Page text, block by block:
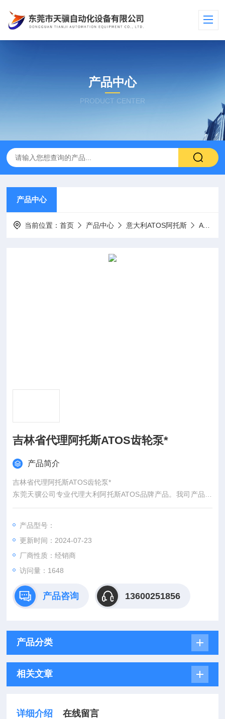
产品中心
PRODUCT CENTER
产品中心
当前位置：首页 产品中心 意大利ATOS阿托斯 ATOS齿轮泵
吉林省代理阿托斯ATOS齿轮泵*
产品简介
吉林省代理阿托斯ATOS齿轮泵*
东莞天骥公司专业代理大利阿托斯ATOS品牌产品。我司产品优
势：
货商沟通，为您提供快捷及时的报价。
2.价格优: 我们直接从工厂拿报价，避开许多中间环节，许多工
厂给我们提供固定折扣，确保我们给客 户优惠的价格。
3. 货期准: 接到订单后我们会及时跟厂家沟通，对于有变化的货
产品型号：
更新时间：2024-07-23
厂商性质：经销商
访问量：1648
产品咨询 13600251856
产品分类
相关文章
详细介绍 在线留言